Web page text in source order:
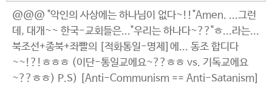
@@@ "악인의 사상에는 하나님이 없다~!!"Amen. ...그런
데, 대개~~ 한국-교회들은..."우리는 하나다~??"ㅎ...라는...
북조선+종북+좌빨의 [적화통일-명제]에... 동조 합디다
~~!?!ㅎㅎㅎ (이단-통일교에요~??ㅎㅎ vs. 기독교에요
~??ㅎㅎ) P.S) [Anti-Communism == Anti-Satanism]